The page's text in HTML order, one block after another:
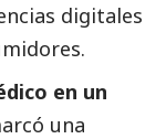
digitales
en un
una